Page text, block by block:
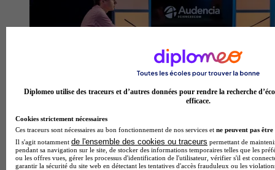
Diplomeo utilise des traceurs et d’autres données pour rendre la recherche
efficace.
Cookies strictement nécessaires
Ces traceurs sont nécessaires au bon fonctionnement de nos services et ne peuvent pas être
Il s'agit notamment de l'ensemble des cookies ou traceurs permettant de
pendant sa navigation sur le site, de stocker des informations temporaires telles que les
ou les offres vues, gérer les processus d'identification de l'utilisateur, vérifier s'il est
garantir la sécurité du site web en détectant les tentatives d'accès frauduleux ou les